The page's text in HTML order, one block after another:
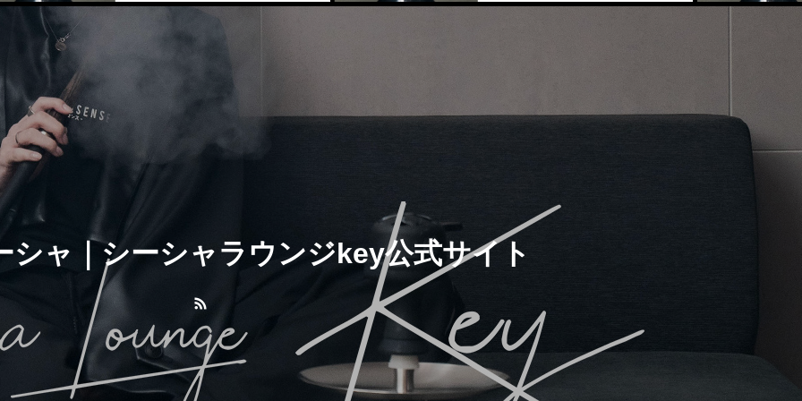
シャ｜シーシャラウンジkey公式サイト